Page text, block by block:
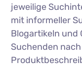
jeweilige
mit informeller
Blogartikeln und
Suchenden